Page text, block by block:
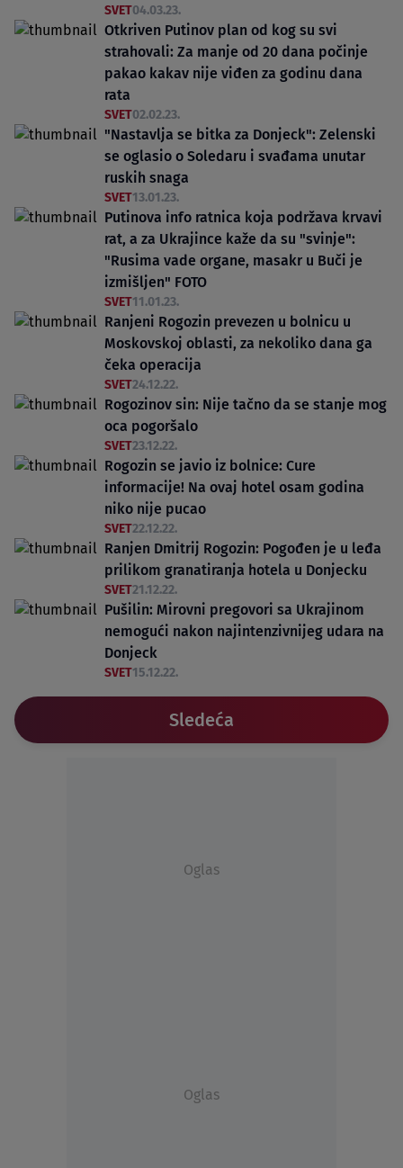
SVET04.03.23.
Otkriven Putinov plan od kog su svi
strahovali: Za manje od 20 dana počinje
pakao kakav nije viđen za godinu dana
rata
SVET02.02.23.
"Nastavlja se bitka za Donjeck": Zelenski
se oglasio o Soledaru i svađama unutar
ruskih snaga
SVET13.01.23.
Putinova info ratnica koja podržava krvavi
rat, a za Ukrajince kaže da su "svinje":
"Rusima vade organe, masakr u Buči je
izmišljen" FOTO
SVET11.01.23.
Ranjeni Rogozin prevezen u bolnicu u
Moskovskoj oblasti, za nekoliko dana ga
čeka operacija
SVET24.12.22.
Rogozinov sin: Nije tačno da se stanje mog
oca pogoršalo
SVET23.12.22.
Rogozin se javio iz bolnice: Cure
informacije! Na ovaj hotel osam godina
niko nije pucao
SVET22.12.22.
Ranjen Dmitrij Rogozin: Pogođen je u leđa
prilikom granatiranja hotela u Donjecku
SVET21.12.22.
Pušilin: Mirovni pregovori sa Ukrajinom
nemogući nakon najintenzivnijeg udara na
Donjeck
SVET15.12.22.
Sledeća
Oglas
Oglas